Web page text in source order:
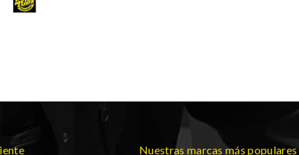
Nuestras marcas más populares